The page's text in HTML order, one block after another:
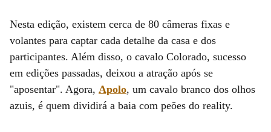
Nesta edição, existem cerca de 80 câmeras fixas e
volantes para captar cada detalhe da casa e dos
participantes. Além disso, o cavalo Colorado, sucesso
em edições passadas, deixou a atração após se
"aposentar". Agora, Apolo, um cavalo branco dos olhos
azuis, é quem dividirá a baia com peões do reality.